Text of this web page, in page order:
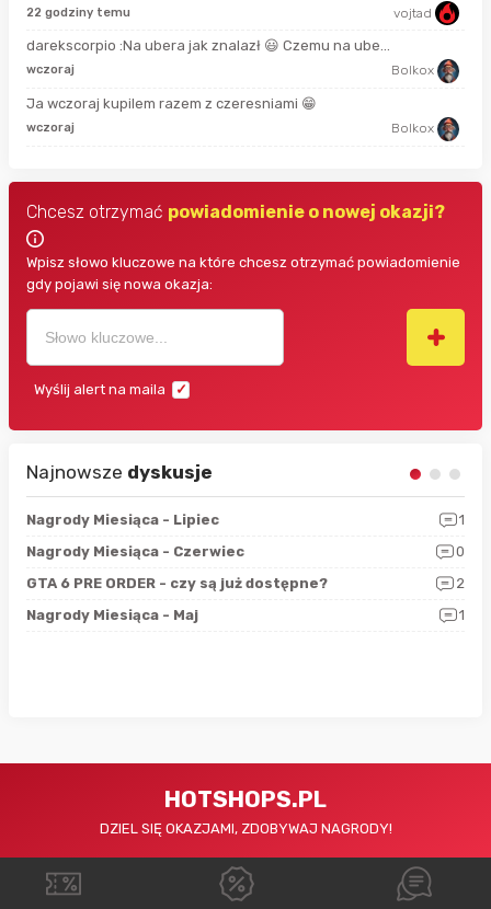
22 godziny temu vojtad
darekscorpio :Na ubera jak znalazł 😃 Czemu na ube...
wczoraj Bolkox
Ja wczoraj kupilem razem z czeresniami 😁
wczoraj Bolkox
Chcesz otrzymać powiadomienie o nowej okazji?
Wpisz słowo kluczowe na które chcesz otrzymać powiadomienie
gdy pojawi się nowa okazja:
Wyślij alert na maila
Najnowsze dyskusje
Nagrody Miesiąca - Lipiec
1
Nagrody Miesiąca - Czerwiec
0
GTA 6 PRE ORDER - czy są już dostępne?
2
Nagrody Miesiąca - Maj
1
HOTSHOPS.PL
DZIEL SIĘ OKAZJAMI, ZDOBYWAJ NAGRODY!